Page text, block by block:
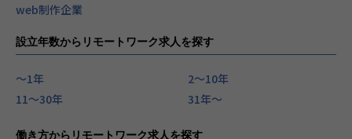
web制作企業
設立年数からリモートワーク求人を探す
〜1年
2〜10年
11〜30年
31年〜
働き方からリモートワーク求人を探す